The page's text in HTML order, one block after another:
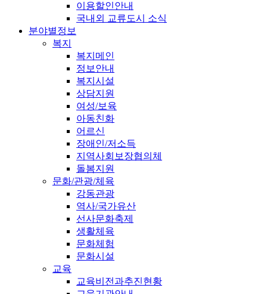
이용할인안내
국내외 교류도시 소식
분야별정보
복지
복지메인
정보안내
복지시설
상담지원
여성/보육
아동친화
어르신
장애인/저소득
지역사회보장협의체
돌봄지원
문화/관광/체육
강동관광
역사/국가유산
선사문화축제
생활체육
문화체험
문화시설
교육
교육비전과추진현황